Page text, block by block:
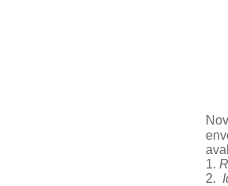
1.
2.